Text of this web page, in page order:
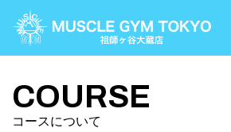
PRICE 料金案内
COURSE
コースについて